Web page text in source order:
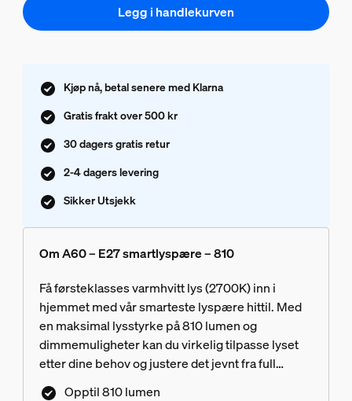
Legg i handlekurven
Kjøp nå, betal senere med Klarna
Gratis frakt over 500 kr
30 dagers gratis retur
2-4 dagers levering
Sikker Utsjekk
Om A60 – E27 smartlyspære – 810
Få førsteklasses varmhvitt lys (2700K) inn i
hjemmet med vår smarteste lyspære hittil. Med
en maksimal lysstyrke på 810 lumen og
dimmemuligheter kan du virkelig tilpasse lyset
etter dine behov og justere det jevnt fra full
lysstyrke helt ned til 5 % ved hjelp av Hue-appen.
Opptil 810 lumen